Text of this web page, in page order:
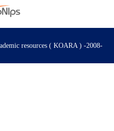
resources ( KOARA ) -2008-